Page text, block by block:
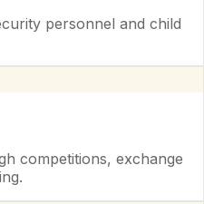
personnel and child
competitions, exchange